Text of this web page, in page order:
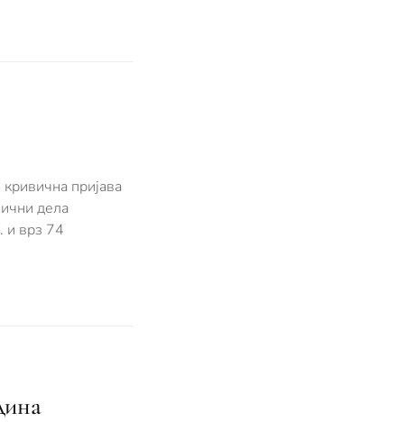
пријава
дела
и врз 74